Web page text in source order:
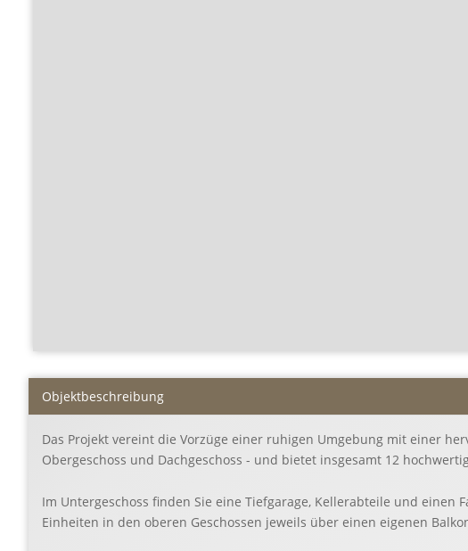
Objekt­beschreibung
Das Projekt vereint die Vorzüge einer ruhigen Umgebung mit einer
Obergeschoss und Dachgeschoss - und bietet insgesamt 12
Im Untergeschoss finden Sie eine Tiefgarage, Kellerabteile und
Einheiten in den oberen Geschossen jeweils über einen eigenen